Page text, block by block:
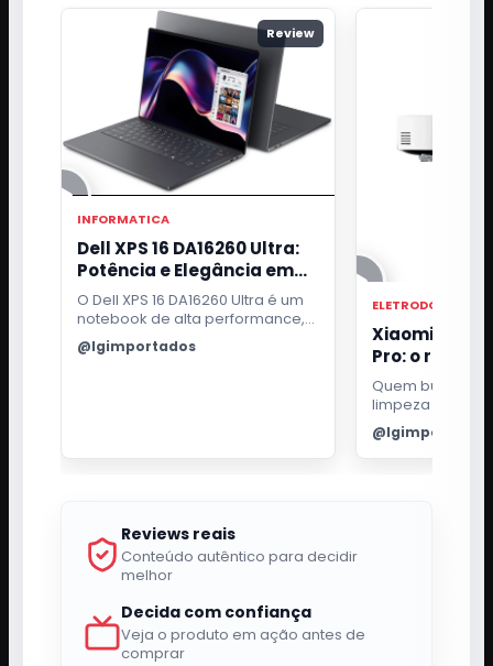
Review
INFORMATICA
Dell XPS 16 DA16260 Ultra:
Potência e Elegância em
um Só Notebook
O Dell XPS 16 DA16260 Ultra é um
notebook de alta performance,
ideal para profissionais
exigentes. Com processador
@lgimportados
Xiaomi
Pro: o robô
passa pano
para a base
Quem busca
limpeza da
bom robô
fazer mais do
ambiente. Ele
@lgimportados
Reviews reais
Conteúdo autêntico para decidir
melhor
Decida com confiança
Veja o produto em ação antes de
comprar